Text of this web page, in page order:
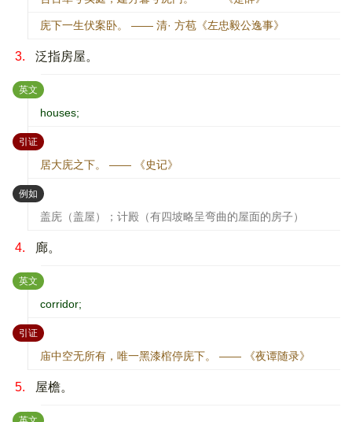
庑下一生伏案卧。 —— 清· 方苞《左忠毅公逸事》
3. 泛指房屋。
英文 ：
houses;
引证：
居大庑之下。 —— 《史记》
例如 ：
盖庑（盖屋）；计殿（有四坡略呈弯曲的屋面的房子）
4. 廊。
英文 ：
corridor;
引证：
庙中空无所有，唯一黑漆棺停庑下。 —— 《夜谭随录》
5. 屋檐。
：